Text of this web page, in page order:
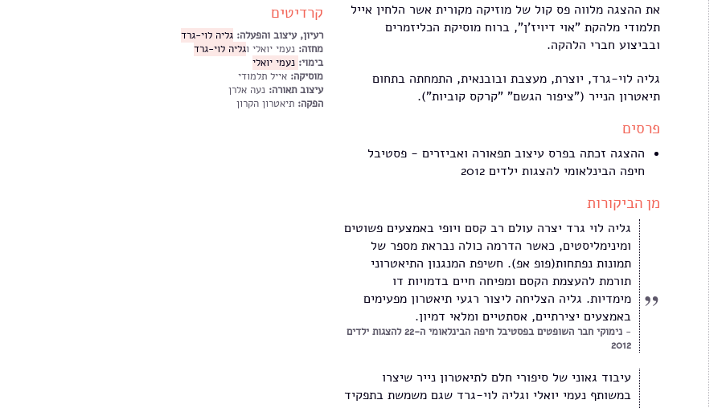
את ההצגה מלווה פס קול של מוזיקה מקורית אשר הלחין אייל
תלמודי מלהקת "אוי דיויז'ן", ברוח מוסיקת הכליזמרים
ובביצוע חברי הלהקה.
גליה לוי-גרד, יוצרת, מעצבת ובובנאית, התמחתה בתחום
תיאטרון הנייר ("ציפור הגשם" "קרקס קוביות").
פרסים
ההצגה זכתה בפרס עיצוב תפאורה ואביזרים - פסטיבל
חיפה הבינלאומי להצגות ילדים 2012
מן הביקורות
גליה לוי גרד יצרה עולם רב קסם ויופי באמצעים פשוטים
ומינימליסטים, כאשר הדרמה כולה נבראת מספר של
תמונות נפתחות(פופ אפ). חשיפת המנגנון התיאטרוני
תורמת להעצמת הקסם ומפיחה חיים בדמויות דו
מימדיות. גליה הצליחה ליצור רגעי תיאטרון מפעימים
באמצעים יצירתיים, אסתטיים ומלאי דמיון.
נימוקי חבר השופטים בפסטיבל חיפה הבינלאומי ה-22 להצגות ילדים
2012
עיבוד גאוני של סיפורי חלם לתיאטרון נייר שיצרו
במשותף נעמי יואלי וגליה לוי-גרד שגם משמשת בתפקיד
קרדיטים
רעיון, עיצוב והפעלה: גליה לוי-גרד
מחזה: נעמי יואלי וגליה לוי-גרד
בימוי: נעמי יואלי
מוסיקה: אייל תלמודי
עיצוב תאורה: נעה אלרן
הפקה: תיאטרון הקרון